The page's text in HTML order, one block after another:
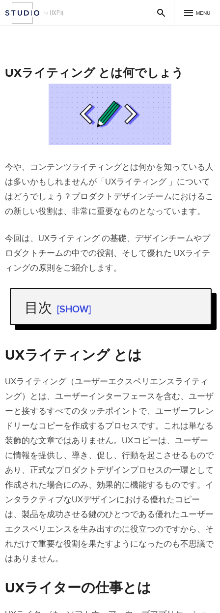
MENU
UXライティング とは何でしょう
今や、コンテンツライティングとは何かを知っている人
は多いかもしれませんが「UXライティング 」について
はどうでしょう？プロダクトデザインチームにおけるこ
の新しい役割は、非常に重要なものとなっています。
今回は、UXライティング の基礎、デザインチームやプ
ロダクトチームの中での役割、そして優れた UXライテ
ィングの原則をご紹介します。
目次 [SHOW]
UXライティング とは
UXライターの仕事とは
デザイン・プロダクトチームでの UX
ライティング
UXコンテンツの種類
UXコピーライティング の原則
まとめ
UXライティング とは
UXライティング（ユーザーエクスペリエンスライティ
ング）とは、ユーザーインターフェースを含む、ユーザ
ーと接するすべてのタッチポイントで、ユーザーフレン
ドリーなコピーを作成するプロセスです。これは単なる
装飾的な文章ではありません。UXコピーは、ユーザー
に情報を提供し、導き、促し、行動を起こさせるもので
あり、正式なプロダクトデザインプロセスの一環として
作成された場合にのみ、効果的に機能するものです。イ
ンタラクティブなUXデザインにおける優れたコピー
は、製品を成功させる鍵のひとつである優れたユーザー
エクスペリエンスを生み出すのに役立つのですから、そ
れだけで重要な役割を果たすようになったのも不思議で
はありません。
UXライターの仕事とは